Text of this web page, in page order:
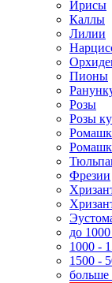
Ирисы
Каллы
Лилии
Пионы
Розы
Розы
Фрезии
до
1000 -
1500 -
больше